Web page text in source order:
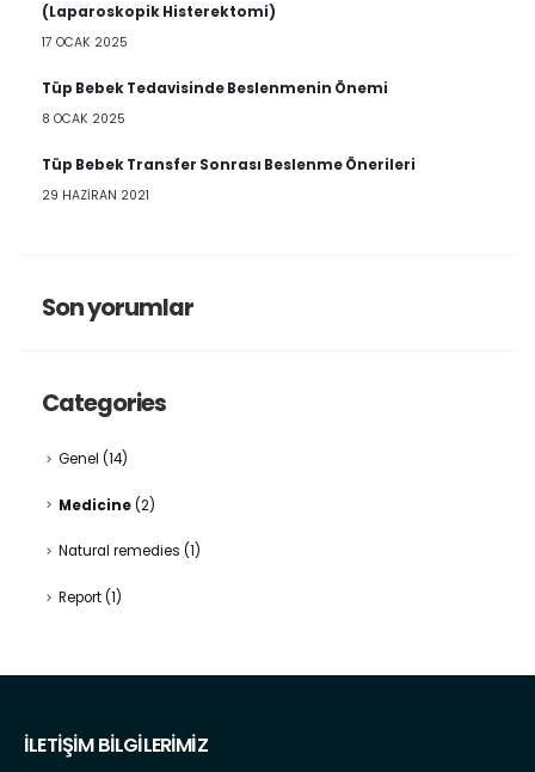
(Laparoskopik Histerektomi)
17 OCAK 2025
Tüp Bebek Tedavisinde Beslenmenin Önemi
8 OCAK 2025
Tüp Bebek Transfer Sonrası Beslenme Önerileri
29 HAZIRAN 2021
Son yorumlar
Categories
Genel (14)
Medicine(2)
Natural remedies (1)
Report(1)
İLETİŞİM BİLGİLERİMİZ